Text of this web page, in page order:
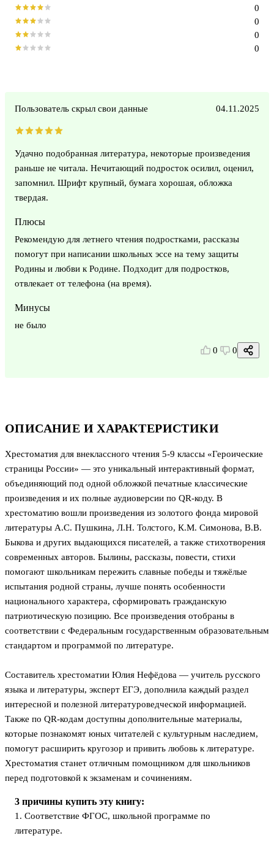
ОПИСАНИЕ И ХАРАКТЕРИСТИКИ
Хрестоматия для внеклассного чтения 5-9 классы «Героические
страницы России» — это уникальный интерактивный формат,
объединяющий под одной обложкой печатные классические
произведения и их полные аудиоверсии по QR-коду. В
хрестоматию вошли произведения из золотого фонда мировой
литературы А.С. Пушкина, Л.Н. Толстого, К.М. Симонова, В.В.
Быкова и других выдающихся писателей, а также стихотворения
современных авторов. Былины, рассказы, повести, стихи
помогают школьникам пережить славные победы и тяжёлые
испытания родной страны, лучше понять особенности
национального характера, сформировать гражданскую
патриотическую позицию. Все произведения отобраны в
соответствии с Федеральным государственным образовательным
стандартом и программой по литературе.
Составитель хрестоматии Юлия Нефёдова — учитель русского
языка и литературы, эксперт ЕГЭ, дополнила каждый раздел
интересной и полезной литературоведческой информацией.
Также по QR-кодам доступны дополнительные материалы,
которые познакомят юных читателей с культурным наследием,
помогут расширить кругозор и привить любовь к литературе.
Хрестоматия станет отличным помощником для школьников
перед подготовкой к экзаменам и сочинениям.
3 причины купить эту книгу:
1. Соответствие ФГОС, школьной программе по
литературе.
0
0
0
0
Пользователь скрыл свои данные 04.11.2025
Удачно подобранная литература, некоторые произведения
раньше не читала. Нечитающий подросток осилил, оценил,
запомнил. Шрифт крупный, бумага хорошая, обложка
твердая.
Плюсы
Рекомендую для летнего чтения подростками, рассказы
помогут при написании школьных эссе на тему защиты
Родины и любви к Родине. Подходит для подростков,
отвлекает от телефона (на время).
Минусы
не было
0 0